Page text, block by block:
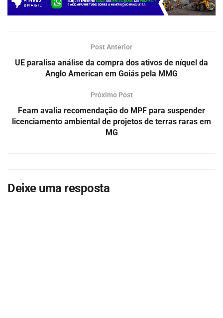
Post Anterior
UE paralisa análise da compra dos ativos de níquel da
Anglo American em Goiás pela MMG
Próximo Post
Feam avalia recomendação do MPF para suspender
licenciamento ambiental de projetos de terras raras em
MG
Deixe uma resposta